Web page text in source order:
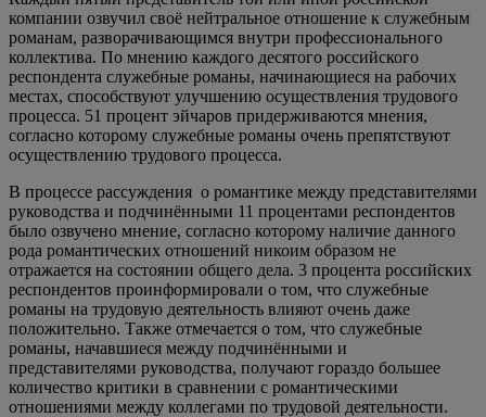
компании озвучил своё нейтральное отношение к служебным
романам, разворачивающимся внутри профессионального
коллектива. По мнению каждого десятого российского
респондента служебные романы, начинающиеся на рабочих
местах, способствуют улучшению осуществления трудового
процесса. 51 процент эйчаров придерживаются мнения,
согласно которому служебные романы очень препятствуют
осуществлению трудового процесса.
В процессе рассуждения о романтике между представителями
руководства и подчинёнными 11 процентами респондентов
было озвучено мнение, согласно которому наличие данного
рода романтических отношений никоим образом не
отражается на состоянии общего дела. 3 процента российских
респондентов проинформировали о том, что служебные
романы на трудовую деятельность влияют очень даже
положительно. Также отмечается о том, что служебные
романы, начавшиеся между подчинёнными и
представителями руководства, получают гораздо большее
количество критики в сравнении с романтическими
отношениями между коллегами по трудовой деятельности.